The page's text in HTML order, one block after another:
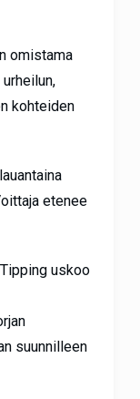
omistama
kohteiden
etenee
uskoo
suunnilleen